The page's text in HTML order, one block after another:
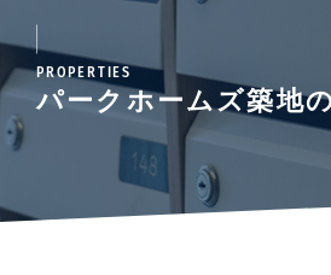
PROPERTIES
パークホームズ築地